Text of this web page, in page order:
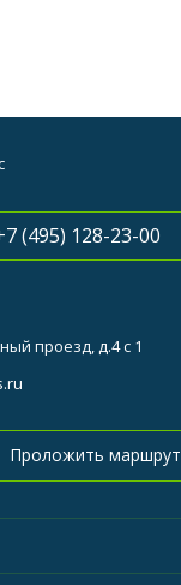
(495) 128-23-00
проезд, д.4 с 1
Проложить маршрут